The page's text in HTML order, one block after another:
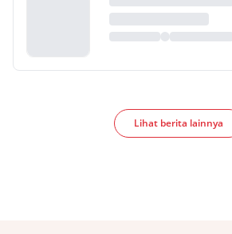
Lihat berita lainnya